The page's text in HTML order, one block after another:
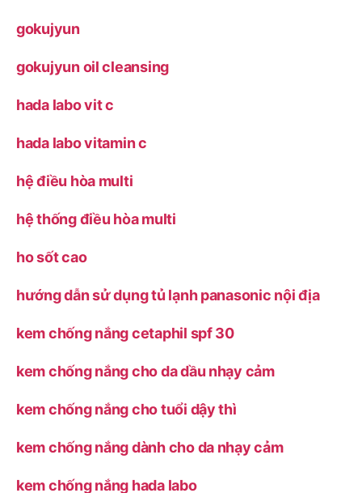
gokujyun
gokujyun oil cleansing
hada labo vit c
hada labo vitamin c
hệ điều hòa multi
hệ thống điều hòa multi
ho sốt cao
hướng dẫn sử dụng tủ lạnh panasonic nội địa
kem chống nắng cetaphil spf 30
kem chống nắng cho da dầu nhạy cảm
kem chống nắng cho tuổi dậy thì
kem chống nắng dành cho da nhạy cảm
kem chống nắng hada labo